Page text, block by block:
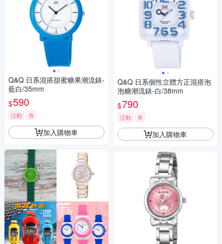
Q&Q 日系混搭甜蜜糖果潮流錶-
藍白/35mm
$590
活動 券
加入購物車
Q&Q 日系個性立體方正混搭泡
泡糖潮流錶-白/38mm
$790
活動 券
加入購物車